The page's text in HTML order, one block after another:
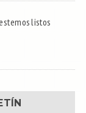
listos